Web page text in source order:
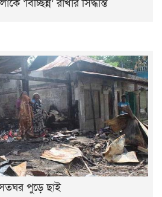
‘বিচ্ছিন্ন’ রাখার সিদ্ধান্ত
পুড়ে ছাই